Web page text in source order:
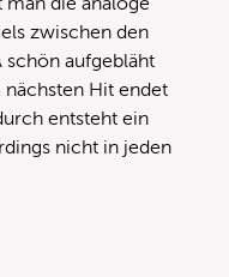
zwischen den
schön aufgebläht
Hit endet
entsteht ein
nicht in jeden